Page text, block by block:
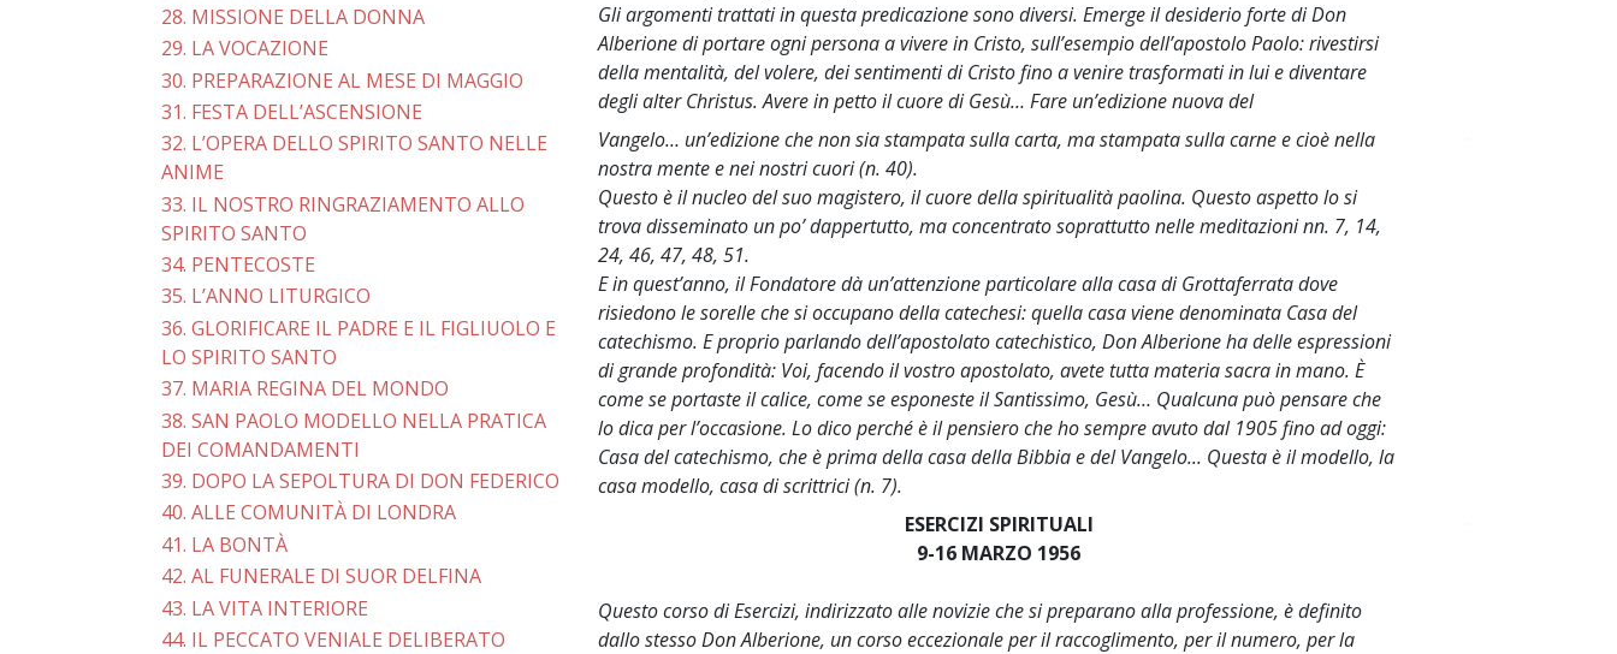
28. MISSIONE DELLA DONNA
29. LA VOCAZIONE
30. PREPARAZIONE AL MESE DI MAGGIO
31. FESTA DELL’ASCENSIONE
32. L’OPERA DELLO SPIRITO SANTO NELLE
ANIME
33. IL NOSTRO RINGRAZIAMENTO ALLO
SPIRITO SANTO
34. PENTECOSTE
35. L’ANNO LITURGICO
36. GLORIFICARE IL PADRE E IL FIGLIUOLO E
LO SPIRITO SANTO
37. MARIA REGINA DEL MONDO
38. SAN PAOLO MODELLO NELLA PRATICA
DEI COMANDAMENTI
39. DOPO LA SEPOLTURA DI DON FEDERICO
40. ALLE COMUNITÀ DI LONDRA
41. LA BONTÀ
42. AL FUNERALE DI SUOR DELFINA
43. LA VITA INTERIORE
44. IL PECCATO VENIALE DELIBERATO
Gli argomenti trattati in questa predicazione sono diversi. Emerge il desiderio forte di Don
Alberione di portare ogni persona a vivere in Cristo, sull’esempio dell’apostolo Paolo: rivestirsi
della mentalità, del volere, dei sentimenti di Cristo fino a venire trasformati in lui e diventare
degli alter Christus. Avere in petto il cuore di Gesù… Fare un’edizione nuova del
Vangelo… un’edizione che non sia stampata sulla carta, ma stampata sulla carne e cioè nella
nostra mente e nei nostri cuori (n. 40).
Questo è il nucleo del suo magistero, il cuore della spiritualità paolina. Questo aspetto lo si
trova disseminato un po’ dappertutto, ma concentrato soprattutto nelle meditazioni nn. 7, 14,
24, 46, 47, 48, 51.
E in quest’anno, il Fondatore dà un’attenzione particolare alla casa di Grottaferrata dove
risiedono le sorelle che si occupano della catechesi: quella casa viene denominata Casa del
catechismo. E proprio parlando dell’apostolato catechistico, Don Alberione ha delle espressioni
di grande profondità: Voi, facendo il vostro apostolato, avete tutta materia sacra in mano. È
come se portaste il calice, come se esponeste il Santissimo, Gesù… Qualcuna può pensare che
lo dica per l’occasione. Lo dico perché è il pensiero che ho sempre avuto dal 1905 fino ad oggi:
Casa del catechismo, che è prima della casa della Bibbia e del Vangelo... Questa è il modello, la
casa modello, casa di scrittrici (n. 7).
ESERCIZI SPIRITUALI
9-16 MARZO 1956
Questo corso di Esercizi, indirizzato alle novizie che si preparano alla professione, è definito
dallo stesso Don Alberione, un corso eccezionale per il raccoglimento, per il numero, per la